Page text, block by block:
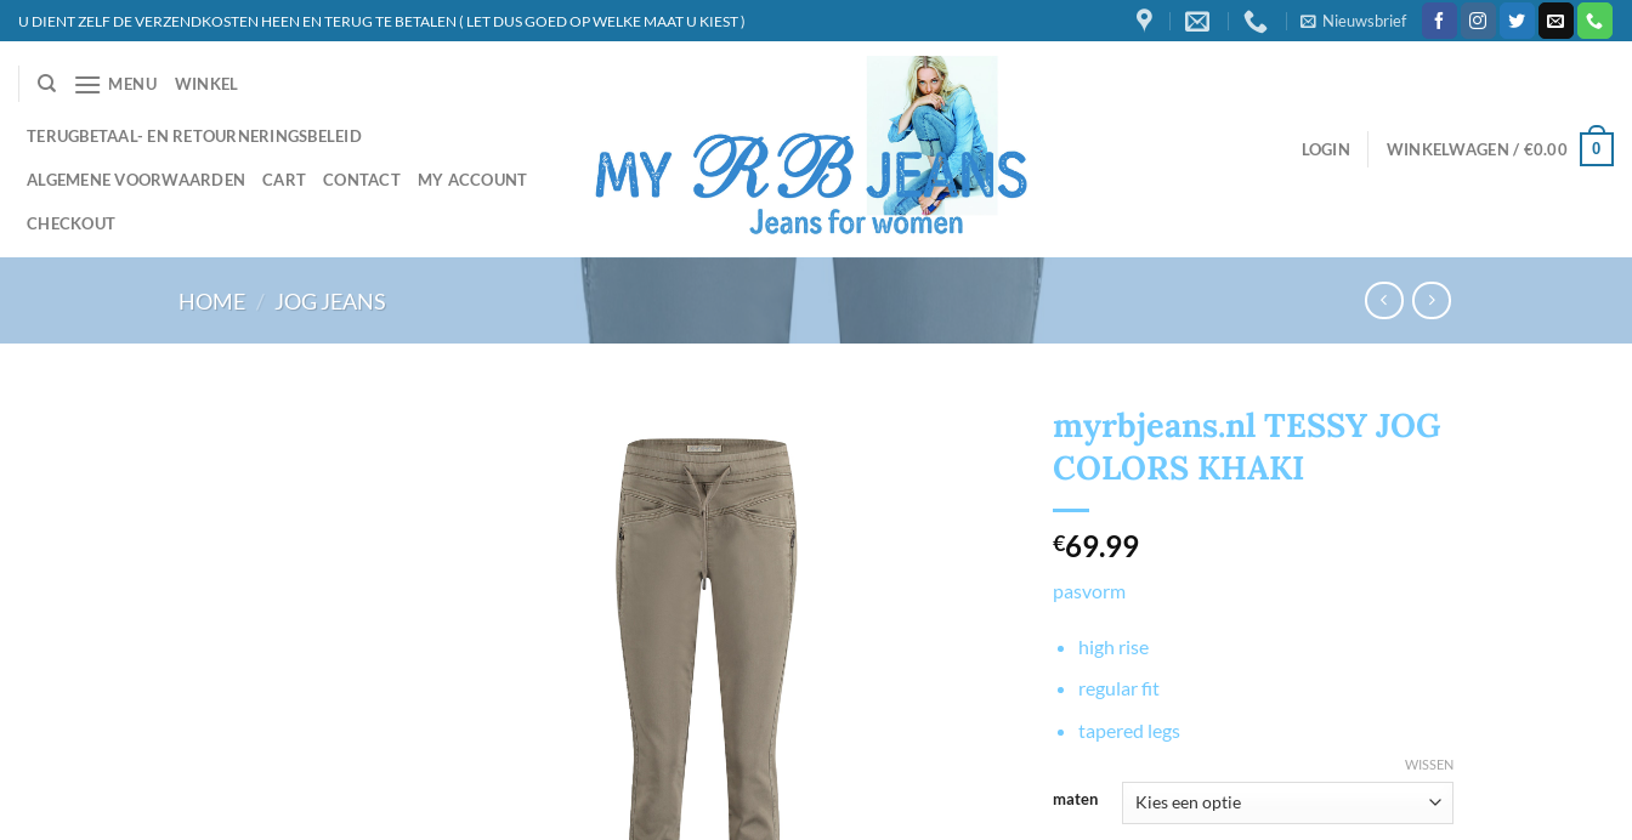
Ga
naar
inhoud
U DIENT ZELF DE VERZENDKOSTEN HEEN EN TERUG TE BETALEN ( LET DUS GOED OP WELKE MAAT U KIEST ) Nieuwsbrief
MENU WINKEL
TERUGBETAAL- EN RETOURNERINGSBELEID
ALGEMENE VOORWAARDEN CART CONTACT MY ACCOUNT
CHECKOUT
LOGIN WINKELWAGEN / €0.00 0
HOME / JOG JEANS
myrbjeans.nl TESSY JOG
COLORS KHAKI
€69.99
pasvorm
high rise
regular fit
tapered legs
maten
WISSEN